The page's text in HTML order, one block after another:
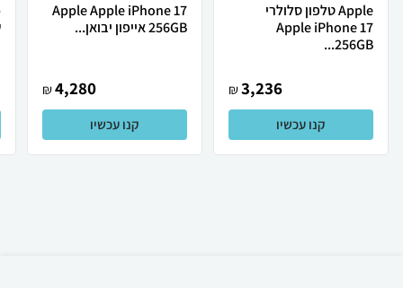
Apple טלפון סלולרי
Apple iPhone 17
256GB...
3,236
₪
קנו עכשיו
Apple Apple iPhone 17
256GB אייפון יבואן...
4,280
₪
קנו עכשיו